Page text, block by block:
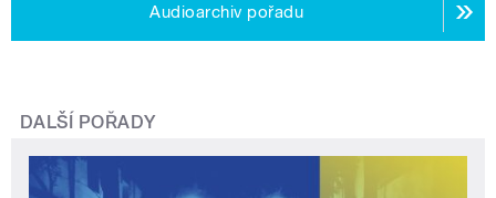
Audioarchiv pořadu
DALŠÍ POŘADY